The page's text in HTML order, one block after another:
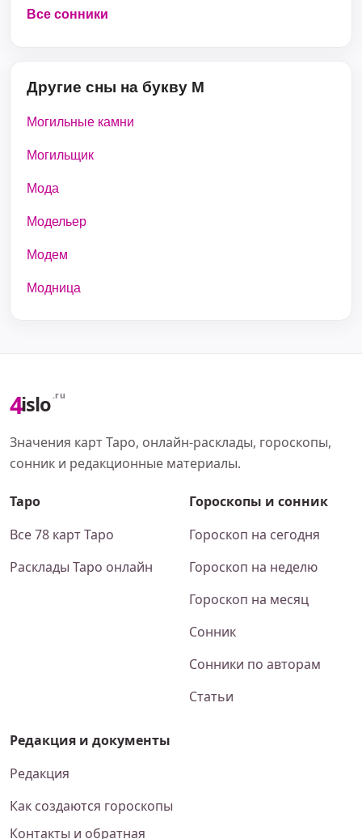
Все сонники
Другие сны на букву М
Могильные камни
Могильщик
Мода
Модельер
Модем
Модница
4islo .ru
Значения карт Таро, онлайн-расклады, гороскопы,
сонник и редакционные материалы.
Таро
Все 78 карт Таро
Расклады Таро онлайн
Гороскопы и сонник
Гороскоп на сегодня
Гороскоп на неделю
Гороскоп на месяц
Сонник
Сонники по авторам
Статьи
Редакция и документы
Редакция
Как создаются гороскопы
Контакты и обратная